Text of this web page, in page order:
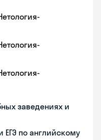
заведениях и
ЕГЭ по английскому